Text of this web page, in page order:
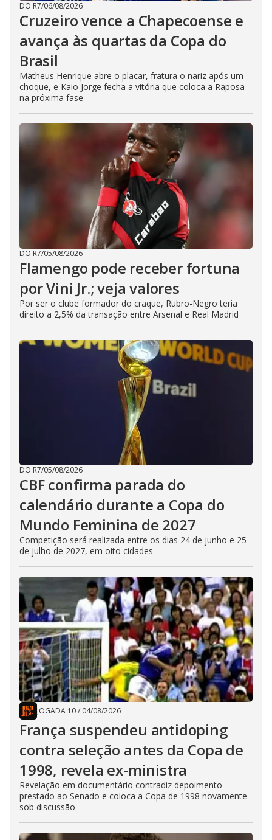
DO R7/06/08/2026
Cruzeiro vence a Chapecoense e
avança às quartas da Copa do
Brasil
Matheus Henrique abre o placar, fratura o nariz após um
choque, e Kaio Jorge fecha a vitória que coloca a Raposa
na próxima fase
DO R7/05/08/2026
Flamengo pode receber fortuna
por Vini Jr.; veja valores
Por ser o clube formador do craque, Rubro-Negro teria
direito a 2,5% da transação entre Arsenal e Real Madrid
DO R7/05/08/2026
CBF confirma parada do
calendário durante a Copa do
Mundo Feminina de 2027
Competição será realizada entre os dias 24 de junho e 25
de julho de 2027, em oito cidades
JOGADA 10/ 04/08/2026
França suspendeu antidoping
contra seleção antes da Copa de
1998, revela ex-ministra
Revelação em documentário contradiz depoimento
prestado ao Senado e coloca a Copa de 1998 novamente
sob discussão